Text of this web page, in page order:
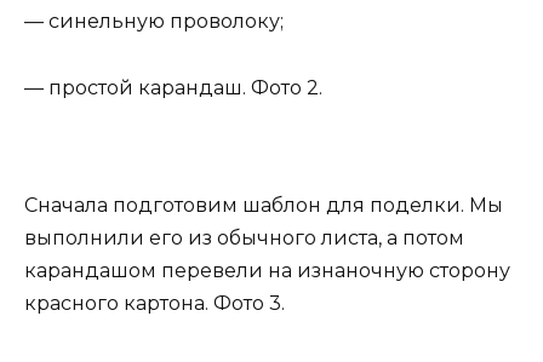
— синельную проволоку;
— простой карандаш. Фото 2.
Сначала подготовим шаблон для поделки. Мы
выполнили его из обычного листа, а потом
карандашом перевели на изнаночную сторону
красного картона. Фото 3.